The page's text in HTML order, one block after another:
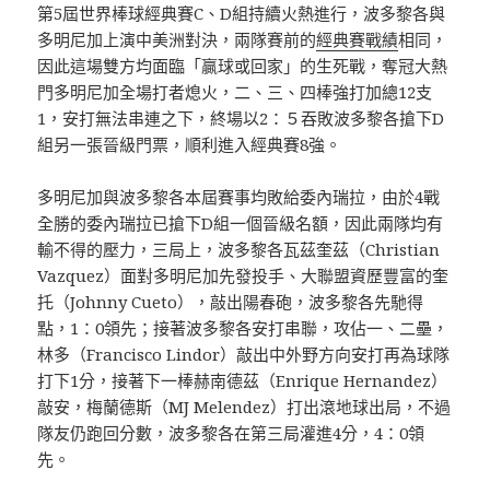
第5屆世界棒球經典賽C、D組持續火熱進行，波多黎各與
多明尼加上演中美洲對決，兩隊賽前的經典賽戰績相同，
因此這場雙方均面臨「贏球或回家」的生死戰，奪冠大熱
門多明尼加全場打者熄火，二、三、四棒強打加總12支
1，安打無法串連之下，終場以2：５吞敗波多黎各搶下D
組另一張晉級門票，順利進入經典賽8強。
多明尼加與波多黎各本屆賽事均敗給委內瑞拉，由於4戰
全勝的委內瑞拉已搶下D組一個晉級名額，因此兩隊均有
輸不得的壓力，三局上，波多黎各瓦茲奎茲（Christian
Vazquez）面對多明尼加先發投手、大聯盟資歷豐富的奎
托（Johnny Cueto），敲出陽春砲，波多黎各先馳得
點，1：0領先；接著波多黎各安打串聯，攻佔一、二壘，
林多（Francisco Lindor）敲出中外野方向安打再為球隊
打下1分，接著下一棒赫南德茲（Enrique Hernandez）
敲安，梅蘭德斯（MJ Melendez）打出滾地球出局，不過
隊友仍跑回分數，波多黎各在第三局灌進4分，4：0領
先。